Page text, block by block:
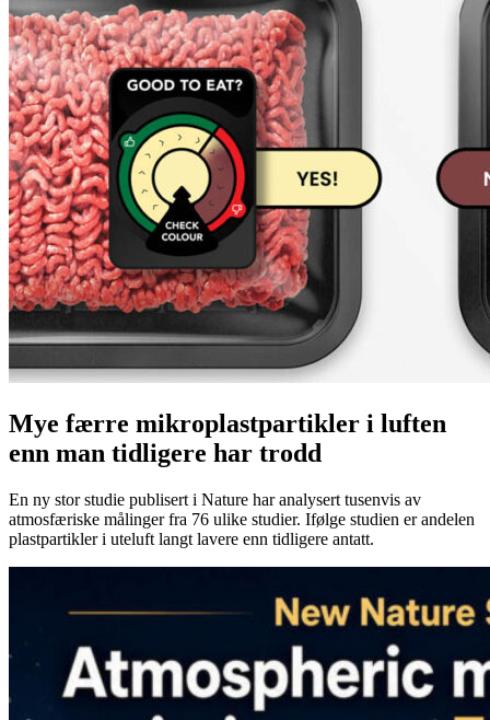
Mye færre mikroplastpartikler i luften
enn man tidligere har trodd
En ny stor studie publisert i Nature har analysert tusenvis av
atmosfæriske målinger fra 76 ulike studier. Ifølge studien er andelen
plastpartikler i uteluft langt lavere enn tidligere antatt.